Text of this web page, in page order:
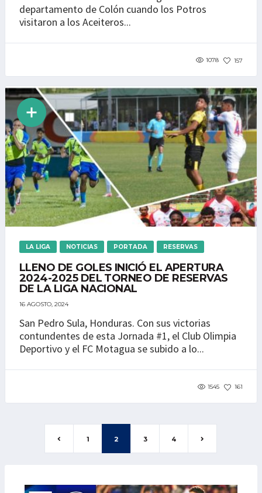
departamento de Colón cuando los Potros
visitaron a los Aceiteros...
1078 157
LA LIGA NOTICIAS PORTADA RESERVAS
LLENO DE GOLES INICIÓ EL APERTURA
2024-2025 DEL TORNEO DE RESERVAS
DE LA LIGA NACIONAL
16 AGOSTO, 2024
San Pedro Sula, Honduras. Con sus victorias
contundentes de esta Jornada #1, el Club Olimpia
Deportivo y el FC Motagua se subido a lo...
1545 161
1 2 3 4